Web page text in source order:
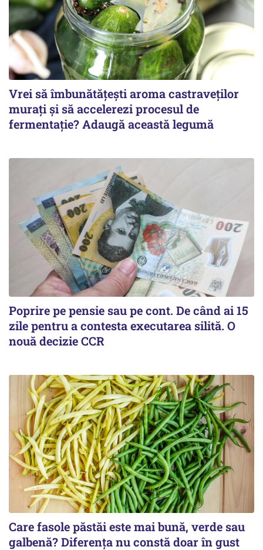
Vrei să îmbunătățești aroma castraveților
murați și să accelerezi procesul de
fermentație? Adaugă această legumă
Poprire pe pensie sau pe cont. De când ai 15
zile pentru a contesta executarea silită. O
nouă decizie CCR
Care fasole păstăi este mai bună, verde sau
galbenă? Diferența nu constă doar în gust